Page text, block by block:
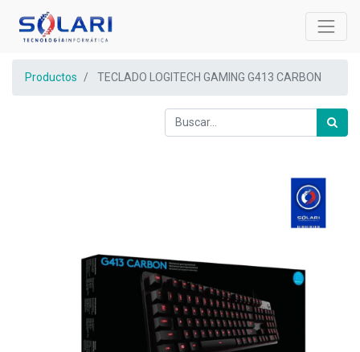
Productos TECLADO LOGITECH GAMING G413 CARBON